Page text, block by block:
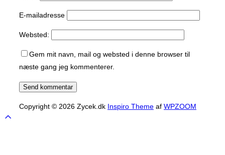
E-mailadresse
Websted:
Gem mit navn, mail og websted i denne browser til
næste gang jeg kommenterer.
Copyright © 2026 Zycek.dk Inspiro Theme af WPZOOM